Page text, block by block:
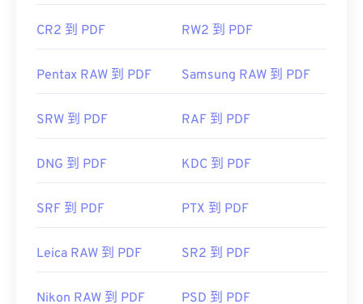
CR2 到 PDF RW2 到 PDF
Pentax RAW 到 PDF Samsung RAW 到 PDF
SRW 到 PDF RAF 到 PDF
DNG 到 PDF KDC 到 PDF
SRF 到 PDF PTX 到 PDF
Leica RAW 到 PDF SR2 到 PDF
Nikon RAW 到 PDF PSD 到 PDF